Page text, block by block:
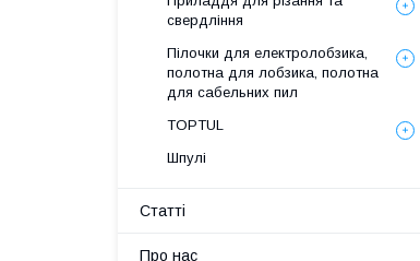
свердління
Пілочки для електролобзика,
полотна для лобзика, полотна
для сабельних пил
TOPTUL
Шпулі
Статті
Про нас